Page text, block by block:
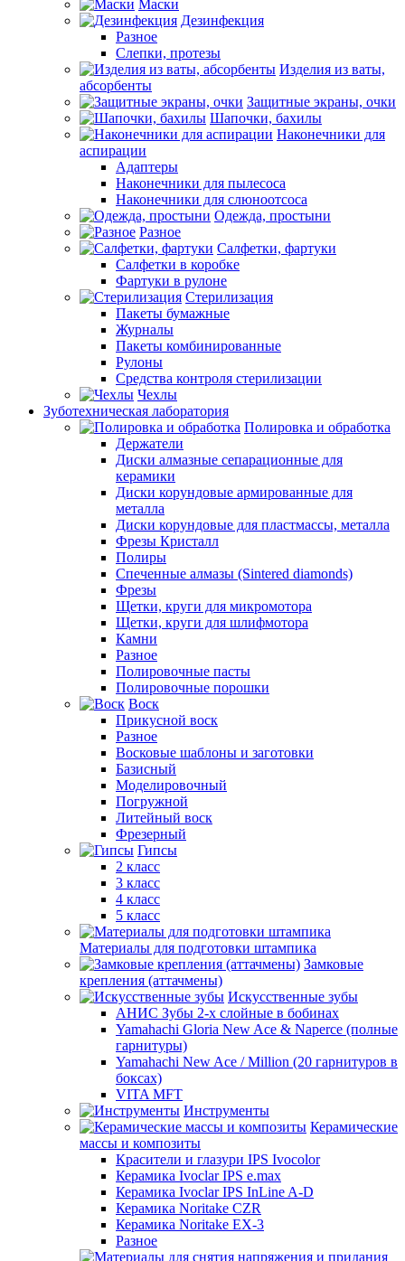
Маски
Дезинфекция
Разное
Слепки, протезы
Изделия из ваты,
абсорбенты
Защитные экраны, очки
Шапочки, бахилы
Наконечники для
аспирации
Адаптеры
Наконечники для пылесоса
Наконечники для слюноотсоса
Одежда, простыни
Разное
Салфетки, фартуки
Салфетки в коробке
Фартуки в рулоне
Стерилизация
Пакеты бумажные
Журналы
Пакеты комбинированные
Рулоны
Средства контроля стерилизации
Чехлы
Зуботехническая лаборатория
Полировка и обработка
Держатели
Диски алмазные сепарационные для
керамики
Диски корундовые армированные для
металла
Диски корундовые для пластмассы, металла
Фрезы Кристалл
Полиры
Спеченные алмазы (Sintered diamonds)
Фрезы
Щетки, круги для микромотора
Щетки, круги для шлифмотора
Камни
Разное
Полировочные пасты
Полировочные порошки
Воск
Прикусной воск
Разное
Восковые шаблоны и заготовки
Базисный
Моделировочный
Погружной
Литейный воск
Фрезерный
Гипсы
2 класс
3 класс
4 класс
5 класс
Материалы для подготовки штампика
Замковые
крепления (аттачмены)
Искусственные зубы
АНИС Зубы 2-х слойные в бобинах
Yamahachi Gloria New Ace & Naperce (полные
гарнитуры)
Yamahachi New Ace / Million (20 гарнитуров в
боксах)
VITA MFT
Инструменты
Керамические
массы и композиты
Красители и глазури IPS Ivocolor
Керамика Ivoclar IPS e.max
Керамика Ivoclar IPS InLine A-D
Керамика Noritake CZR
Керамика Noritake EX-3
Разное